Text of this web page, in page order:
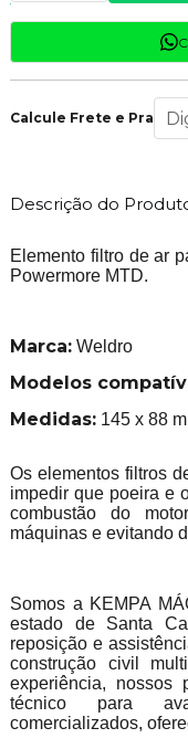
Calcule Frete e Prazo
Descrição do
Elemento filtro de ar
Powermore MTD.
Marca:Weldro
Modelos
Medidas:145 x 88
Os elementos filtros
impedir que poeira e
combustão do
máquinas e evitando
Somos a KEMPA
estado de Santa
reposição e
construção civil
experiência, nossos
técnico para
comercializados,